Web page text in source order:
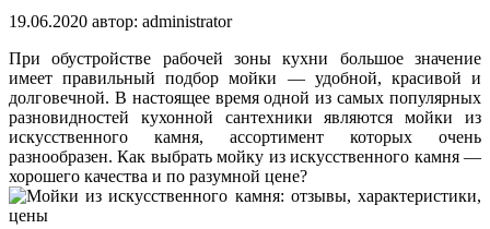
19.06.2020 автор: administrator
При обустройстве рабочей зоны кухни большое значение
имеет правильный подбор мойки — удобной, красивой и
долговечной. В настоящее время одной из самых популярных
разновидностей кухонной сантехники являются мойки из
искусственного камня, ассортимент которых очень
разнообразен. Как выбрать мойку из искусственного камня —
хорошего качества и по разумной цене?